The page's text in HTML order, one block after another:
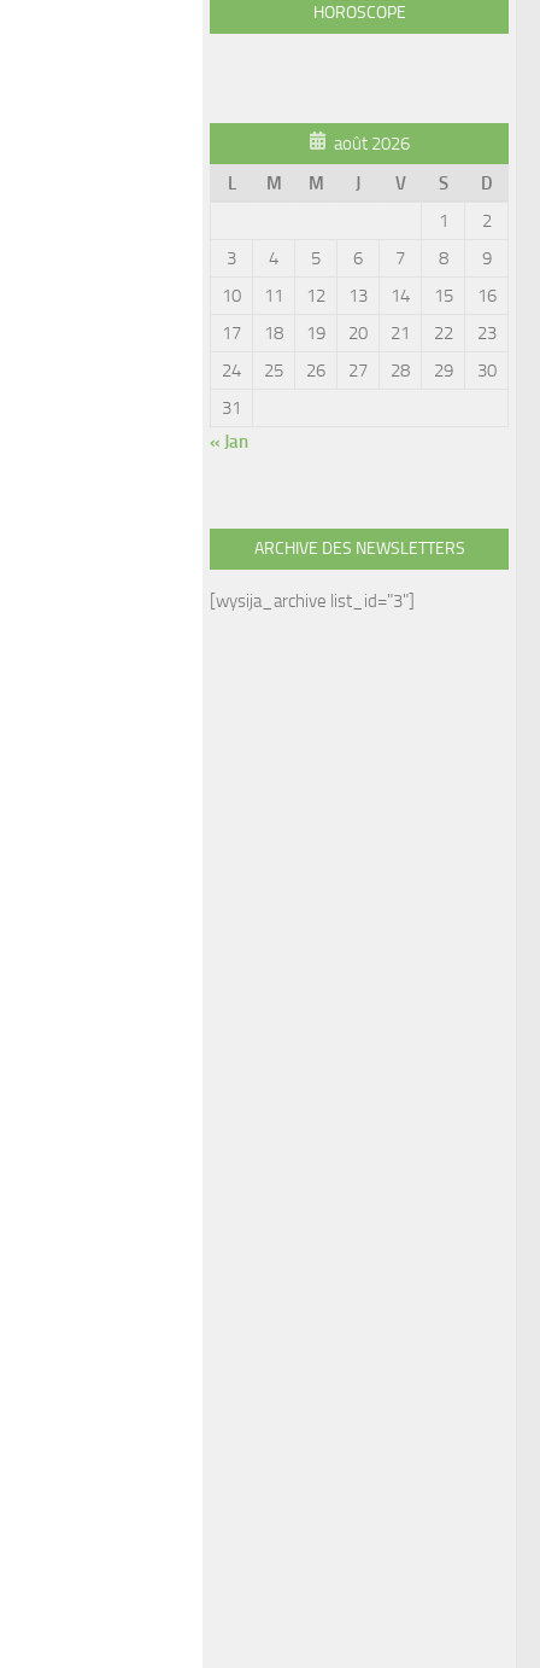
HOROSCOPE
août 2026
L
M M J V S
D
1
2
3
4 5 6 7 8
9
10
11 12 13 14 15
16
17
18 19 20 21 22
23
24
25 26 27 28 29
30
31
« Jan
ARCHIVE DES NEWSLETTERS
[wysija_archive list_id="3"]